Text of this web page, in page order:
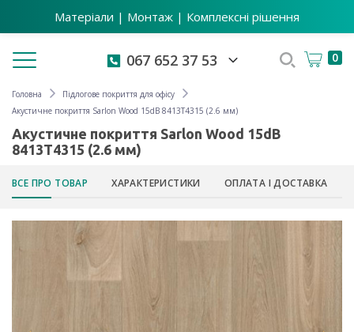
Матеріали | Монтаж | Комплексні рішення
Toggle navigation 067 652 37 53 0
Головна
Підлогове покриття для офісу
Акустичне покриття Sarlon Wood 15dB 8413T4315 (2.6 мм)
Акустичне покриття Sarlon Wood 15dB
8413T4315 (2.6 мм)
ВСЕ ПРО ТОВАР ХАРАКТЕРИСТИКИ ОПЛАТА І ДОСТАВКА